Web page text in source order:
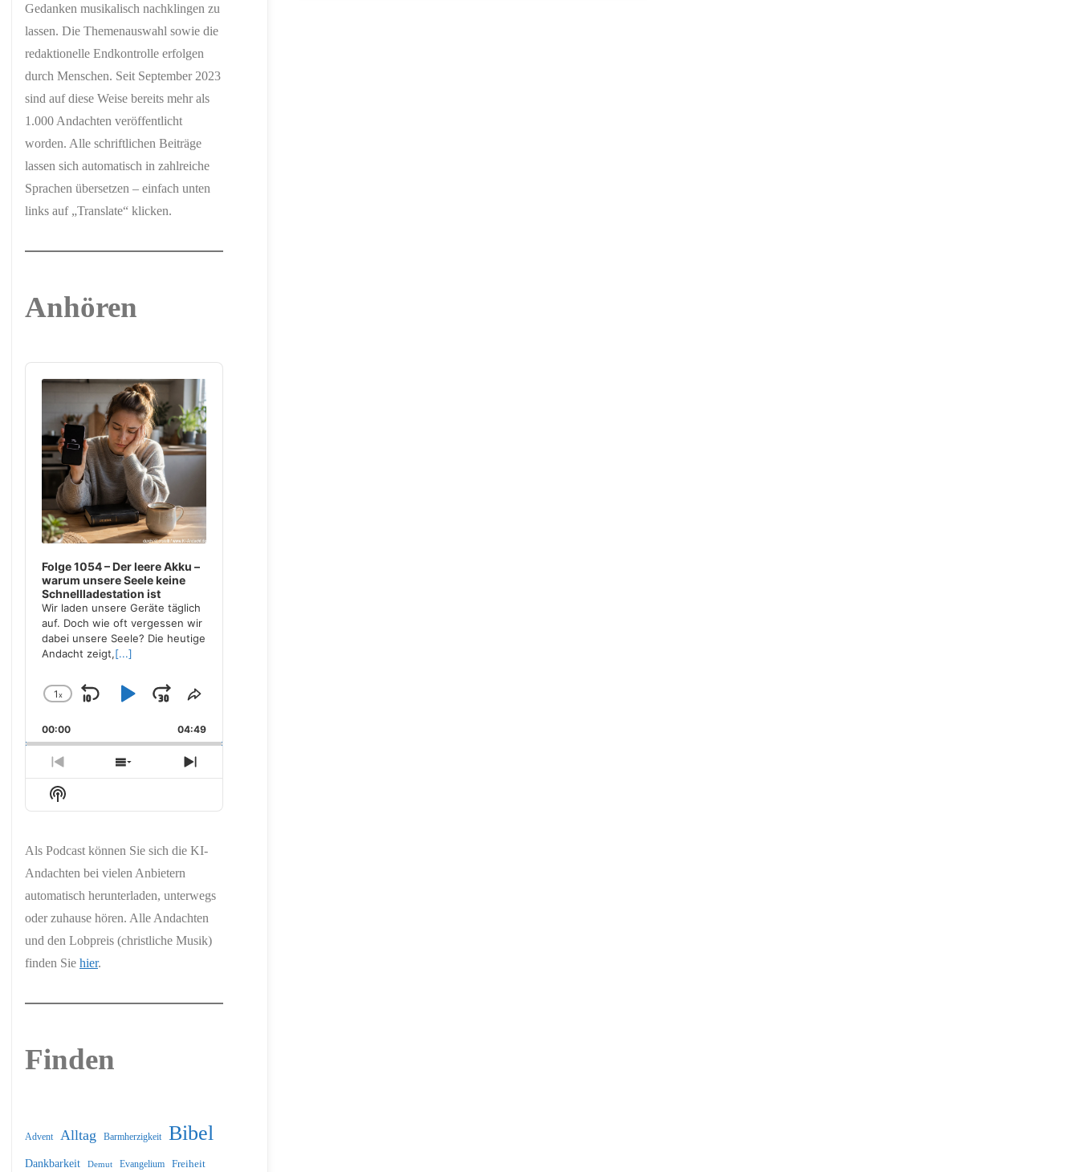
Gedanken musikalisch nachklingen zu
lassen. Die Themenauswahl sowie die
redaktionelle Endkontrolle erfolgen
durch Menschen. Seit September 2023
sind auf diese Weise bereits mehr als
1.000 Andachten veröffentlicht
worden. Alle schriftlichen Beiträge
lassen sich automatisch in zahlreiche
Sprachen übersetzen – einfach unten
links auf „Translate“ klicken.
Anhören
Audio
Player
Folge 1054 – Der leere Akku –
warum unsere Seele keine
Schnellladestation ist
Wir laden unsere Geräte täglich
auf. Doch wie oft vergessen wir
dabei unsere Seele? Die heutige
Andacht zeigt,[...]
Change
Rate
1x
Skip
Backward
Play
Pause
Jump
Forward
Share
Episode
00:00 04:49
Previous
Episode
Show
Episodes
Next
Episode
Show
Podcast
Als Podcast können Sie sich die KI-
Andachten bei vielen Anbietern
automatisch herunterladen, unterwegs
oder zuhause hören. Alle Andachten
und den Lobpreis (christliche Musik)
finden Sie hier.
Finden
Advent Alltag Barmherzigkeit Bibel
Dankbarkeit Demut Evangelium Freiheit